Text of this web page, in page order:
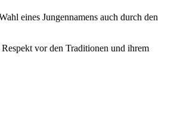
eines Jungennamens auch durch den
vor den Traditionen und ihrem